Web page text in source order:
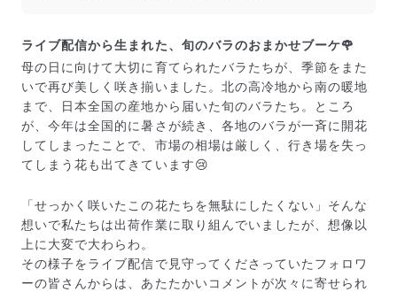
ライブ配信から生まれた、旬のバラのおまかせブーケ🌹
母の日に向けて大切に育てられたバラたちが、季節をまた
いで再び美しく咲き揃いました。北の高冷地から南の暖地
まで、日本全国の産地から届いた旬のバラたち。ところ
が、今年は全国的に暑さが続き、各地のバラが一斉に開花
してしまったことで、市場の相場は厳しく、行き場を失っ
てしまう花も出てきています😢
「せっかく咲いたこの花たちを無駄にしたくない」そんな
想いで私たちは出荷作業に取り組んでいましたが、想像以
上に大変で大わらわ。
その様子をライブ配信で見守ってくださっていたフォロワ
ーの皆さんからは、あたたかいコメントが次々に寄せられ